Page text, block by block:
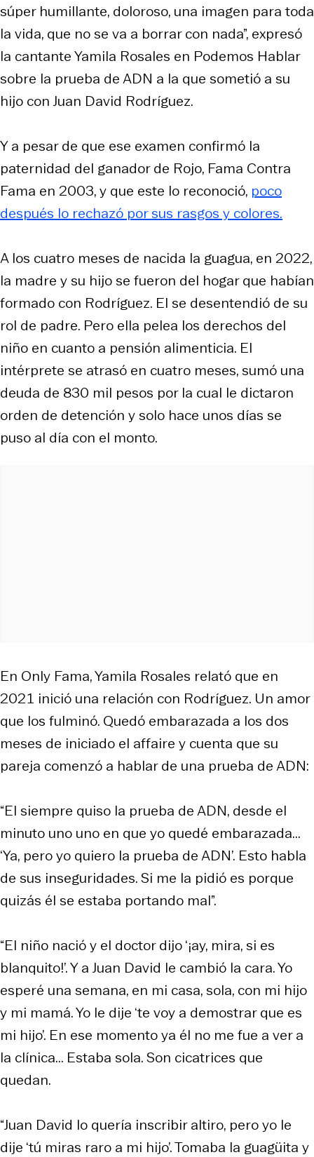
súper humillante, doloroso, una imagen para toda
la vida, que no se va a borrar con nada”, expresó
la cantante Yamila Rosales en Podemos Hablar
sobre la prueba de ADN a la que sometió a su
hijo con Juan David Rodríguez.
Y a pesar de que ese examen confirmó la
paternidad del ganador de Rojo, Fama Contra
Fama en 2003, y que este lo reconoció, poco
después lo rechazó por sus rasgos y colores.
A los cuatro meses de nacida la guagua, en 2022,
la madre y su hijo se fueron del hogar que habían
formado con Rodríguez. El se desentendió de su
rol de padre. Pero ella pelea los derechos del
niño en cuanto a pensión alimenticia. El
intérprete se atrasó en cuatro meses, sumó una
deuda de 830 mil pesos por la cual le dictaron
orden de detención y solo hace unos días se
puso al día con el monto.
En Only Fama, Yamila Rosales relató que en
2021 inició una relación con Rodríguez. Un amor
que los fulminó. Quedó embarazada a los dos
meses de iniciado el affaire y cuenta que su
pareja comenzó a hablar de una prueba de ADN:
“El siempre quiso la prueba de ADN, desde el
minuto uno uno en que yo quedé embarazada...
‘Ya, pero yo quiero la prueba de ADN’. Esto habla
de sus inseguridades. Si me la pidió es porque
quizás él se estaba portando mal”.
“El niño nació y el doctor dijo ‘¡ay, mira, si es
blanquito!’. Y a Juan David le cambió la cara. Yo
esperé una semana, en mi casa, sola, con mi hijo
y mi mamá. Yo le dije ‘te voy a demostrar que es
mi hijo’. En ese momento ya él no me fue a ver a
la clínica... Estaba sola. Son cicatrices que
quedan.
“Juan David lo quería inscribir altiro, pero yo le
dije ‘tú miras raro a mi hijo’. Tomaba la guagüita y